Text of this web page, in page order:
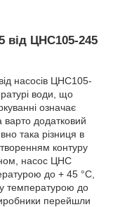
від ЦНС105-245
насосів ЦНС105-
води, що
означає
варто додатковий
така різниця в
контуру
насос ЦНС
до + 45 °C,
температурою до
перейшли